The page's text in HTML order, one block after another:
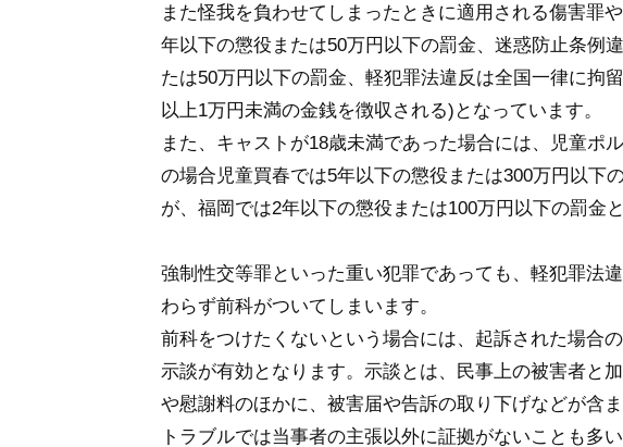
また怪我を負わせてしまったときに適用される傷害罪
年以下の懲役または50万円以下の罰金、迷惑防止条例
たは50万円以下の罰金、軽犯罪法違反は全国一律に拘
以上1万円未満の金銭を徴収される)となっています。
また、キャストが18歳未満であった場合には、児童ポ
の場合児童買春では5年以下の懲役または300万円以下
が、福岡では2年以下の懲役または100万円以下の罰金
強制性交等罪といった重い犯罪であっても、軽犯罪法
わらず前科がついてしまいます。
前科をつけたくないという場合には、起訴された場合
示談が有効となります。示談とは、民事上の被害者と
や慰謝料のほかに、被害届や告訴の取り下げなどが含
トラブルでは当事者の主張以外に証拠がないことも多